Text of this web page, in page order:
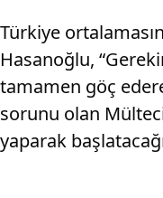
Türkiye
Hasanoğlu,
tamamen göç
sorunu olan
yaparak